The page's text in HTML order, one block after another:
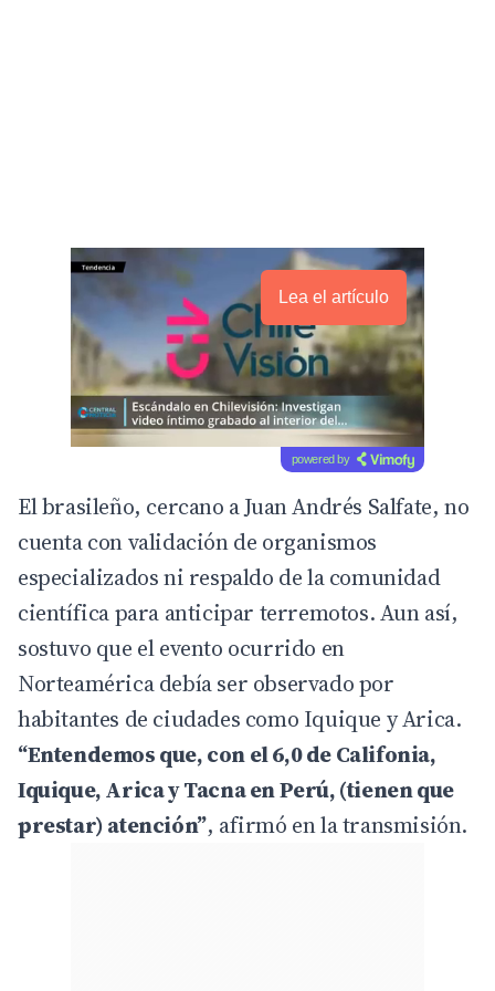
Lea el artículo
powered by
El brasileño, cercano a Juan Andrés Salfate, no
cuenta con validación de organismos
especializados ni respaldo de la comunidad
científica para anticipar terremotos. Aun así,
sostuvo que el evento ocurrido en
Norteamérica debía ser observado por
habitantes de ciudades como Iquique y Arica.
“Entendemos que, con el 6,0 de Califonia,
Iquique, Arica y Tacna en Perú, (tienen que
prestar) atención”, afirmó en la transmisión.